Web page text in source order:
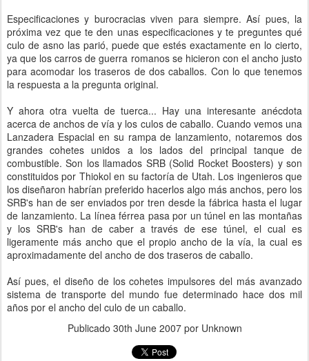
Especificaciones y burocracias viven para siempre. Así pues, la
próxima vez que te den unas especificaciones y te preguntes qué
culo de asno las parió, puede que estés exactamente en lo cierto,
ya que los carros de guerra romanos se hicieron con el ancho justo
para acomodar los traseros de dos caballos. Con lo que tenemos
la respuesta a la pregunta original.
Y ahora otra vuelta de tuerca... Hay una interesante anécdota
acerca de anchos de vía y los culos de caballo. Cuando vemos una
Lanzadera Espacial en su rampa de lanzamiento, notaremos dos
grandes cohetes unidos a los lados del principal tanque de
combustible. Son los llamados SRB (Solid Rocket Boosters) y son
constituidos por Thiokol en su factoría de Utah. Los ingenieros que
los diseñaron habrían preferido hacerlos algo más anchos, pero los
SRB's han de ser enviados por tren desde la fábrica hasta el lugar
de lanzamiento. La línea férrea pasa por un túnel en las montañas
y los SRB's han de caber a través de ese túnel, el cual es
ligeramente más ancho que el propio ancho de la vía, la cual es
aproximadamente del ancho de dos traseros de caballo.
Así pues, el diseño de los cohetes impulsores del más avanzado
sistema de transporte del mundo fue determinado hace dos mil
años por el ancho del culo de un caballo.
Publicado 30th June 2007por Unknown